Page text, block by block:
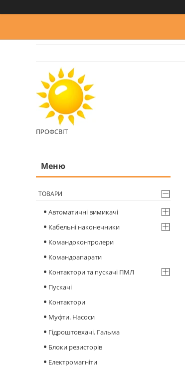
ПРОФСВІТ
ТОВАРИ
Автоматичні вимикачі
Кабельні наконечники
Командоконтролери
Командоапарати
Контактори та пускачі ПМЛ
Пускачі
Контактори
Муфти. Насоси
Гідроштовхачі. Гальма
Блоки резисторів
Електромагніти